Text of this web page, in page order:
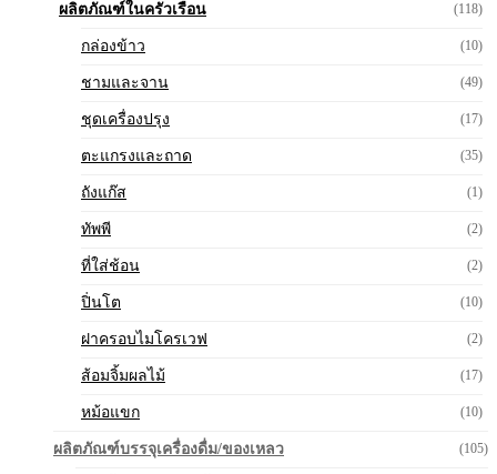
ผลิตภัณฑ์ในครัวเรือน (118)
กล่องข้าว (10)
ชามและจาน (49)
ชุดเครื่องปรุง (17)
ตะแกรงและถาด (35)
ถังแก๊ส (1)
ทัพพี (2)
ที่ใส่ช้อน (2)
ปิ่นโต (10)
ฝาครอบไมโครเวฟ (2)
ส้อมจิ้มผลไม้ (17)
หม้อแขก (10)
ผลิตภัณฑ์บรรจุเครื่องดื่ม/ของเหลว (105)